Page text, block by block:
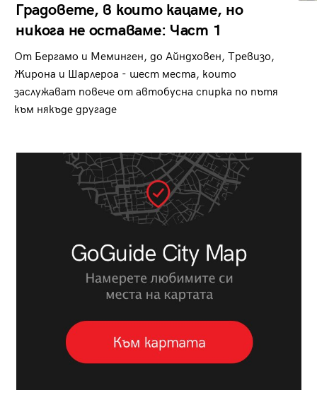
Градовете, в които кацаме, но
никога не оставаме: Част 1
От Бергамо и Меминген, до Айндховен, Тревизо,
Жирона и Шарлероа - шест места, които
заслужават повече от автобусна спирка по пътя
към някъде другаде